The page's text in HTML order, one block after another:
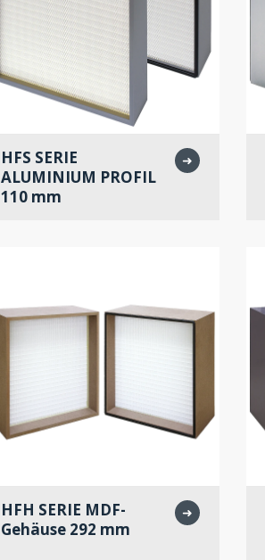
HFS SERIE
ALUMINIUM PROFIL
110 mm
➜
HFH SERIE MDF-
Gehäuse 292 mm
➜